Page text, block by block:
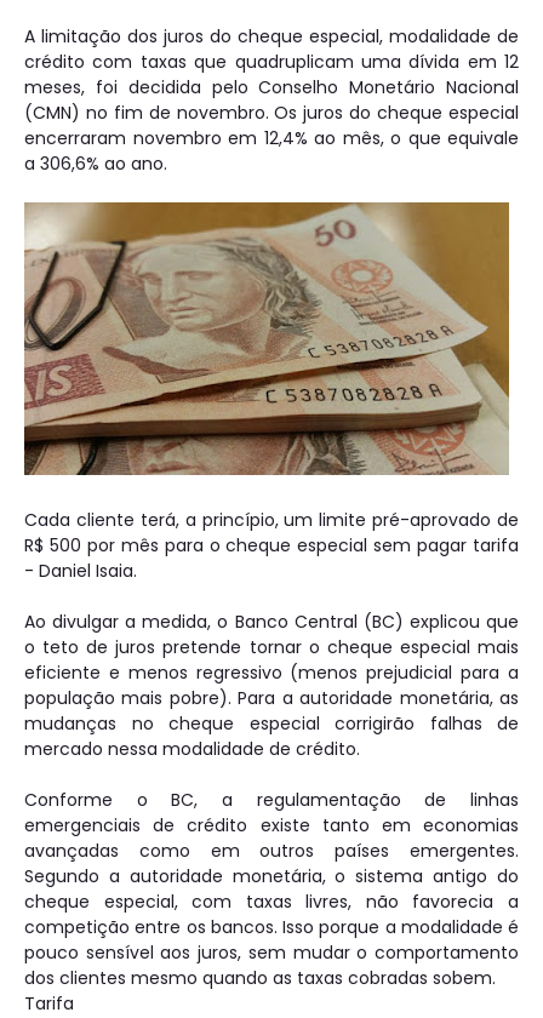
A limitação dos juros do cheque especial, modalidade de
crédito com taxas que quadruplicam uma dívida em 12
meses, foi decidida pelo Conselho Monetário Nacional
(CMN) no fim de novembro. Os juros do cheque especial
encerraram novembro em 12,4% ao mês, o que equivale
a 306,6% ao ano.
Cada cliente terá, a princípio, um limite pré-aprovado de
R$ 500 por mês para o cheque especial sem pagar tarifa
- Daniel Isaia.
Ao divulgar a medida, o Banco Central (BC) explicou que
o teto de juros pretende tornar o cheque especial mais
eficiente e menos regressivo (menos prejudicial para a
população mais pobre). Para a autoridade monetária, as
mudanças no cheque especial corrigirão falhas de
mercado nessa modalidade de crédito.
Conforme o BC, a regulamentação de linhas
emergenciais de crédito existe tanto em economias
avançadas como em outros países emergentes.
Segundo a autoridade monetária, o sistema antigo do
cheque especial, com taxas livres, não favorecia a
competição entre os bancos. Isso porque a modalidade é
pouco sensível aos juros, sem mudar o comportamento
dos clientes mesmo quando as taxas cobradas sobem.
Tarifa